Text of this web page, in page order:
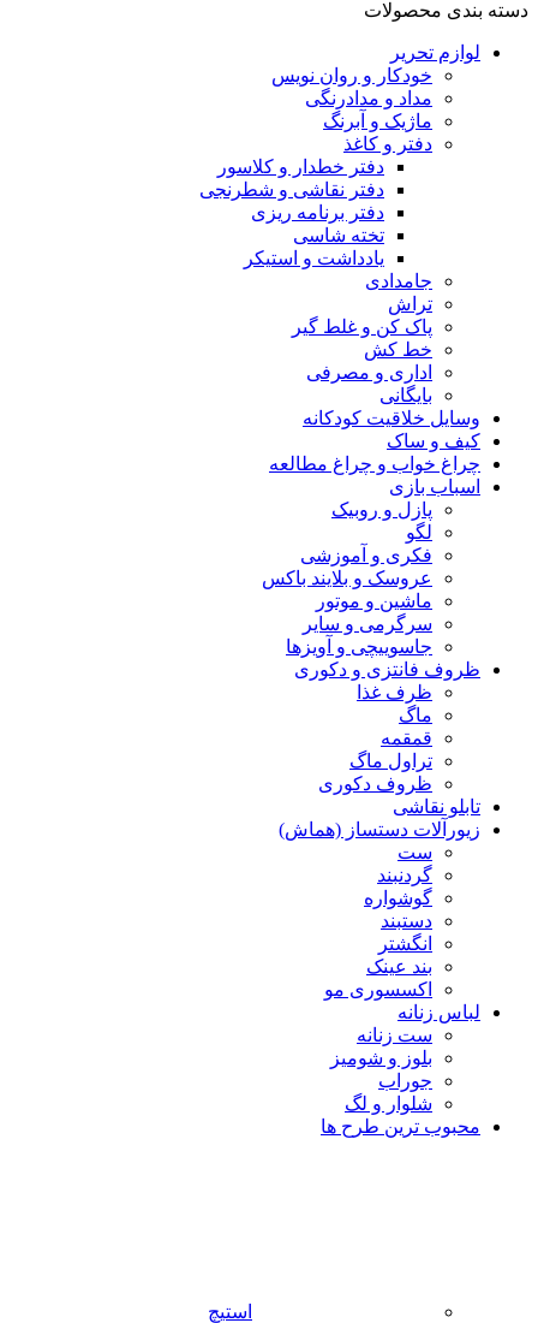
دسته بندی محصولات
لوازم تحریر
خودکار و روان نویس
مداد و مدادرنگی
ماژیک و آبرنگ
دفتر و کاغذ
دفتر خطدار و کلاسور
دفتر نقاشی و شطرنجی
دفتر برنامه ریزی
تخته شاسی
یادداشت و استیکر
جامدادی
تراش
پاک کن و غلط گیر
خط کش
اداری و مصرفی
بایگانی
وسایل خلاقیت کودکانه
کیف و ساک
چراغ خواب و چراغ مطالعه
اسباب بازی
پازل و روبیک
لگو
فکری و آموزشی
عروسک و بلایند باکس
ماشین و موتور
سرگرمی و سایر
جاسوییچی و آویزها
ظروف فانتزی و دکوری
ظرف غذا
ماگ
قمقمه
تراول ماگ
ظروف دکوری
تابلو نقاشی
زیورآلات دستساز (هماش)
ست
گردنبند
گوشواره
دستبند
انگشتر
بند عینک
اکسسوری مو
لباس زنانه
ست زنانه
بلوز و شومیز
جوراب
شلوار و لگ
محبوب ترین طرح ها
استیچ